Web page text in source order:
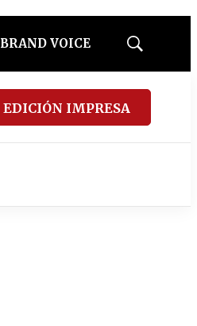
BRAND VOICE
Mostrar
EDICIÓN IMPRESA